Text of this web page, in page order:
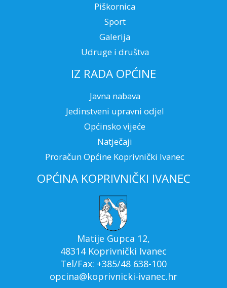
Piškornica
Sport
Galerija
Udruge i društva
IZ RADA OPĆINE
Javna nabava
Jedinstveni upravni odjel
Općinsko vijeće
Natječaji
Proračun Općine Koprivnički Ivanec
OPĆINA KOPRIVNIČKI IVANEC
Matije Gupca 12,
48314 Koprivnički Ivanec
Tel/Fax: +385/48 638-100
opcina@koprivnicki-ivanec.hr